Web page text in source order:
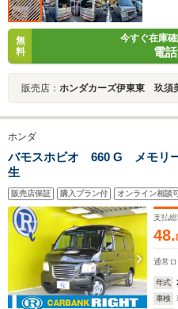
無
料
今すぐ在庫
電
販売店： ホンダカーズ伊東東 玖須
ホンダ
バモスホビオ 660 G メモリ
生
販売店保証 購入プラン付 オンライン相談
支払
48.
通常
年式
車検